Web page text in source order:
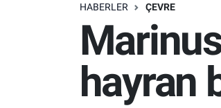
HABERLER ÇEVRE
hayran
Süper Lig Puan Durumu ve Fikstür
Son Dakika Haberleri